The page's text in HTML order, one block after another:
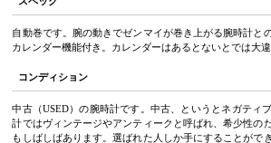
自動巻です。腕の動きでゼンマイが巻き上がる腕時計と
カレンダー機能付き。カレンダーはあるとないとでは大
コンディション
中古（USED）の腕時計です。中古、というとネガティ
計ではヴィンテージやアンティークと呼ばれ、希少性の
もしばしばあります。選ばれた人しか手にすることがで